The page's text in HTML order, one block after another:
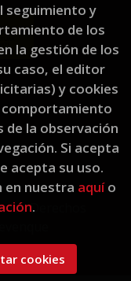
los Derechos
seguimiento y
de los
la gestión de los
caso, el editor
y cookies
comportamiento
de la observación
Si acepta
acepta su uso.
en nuestra aquío
.
cookies